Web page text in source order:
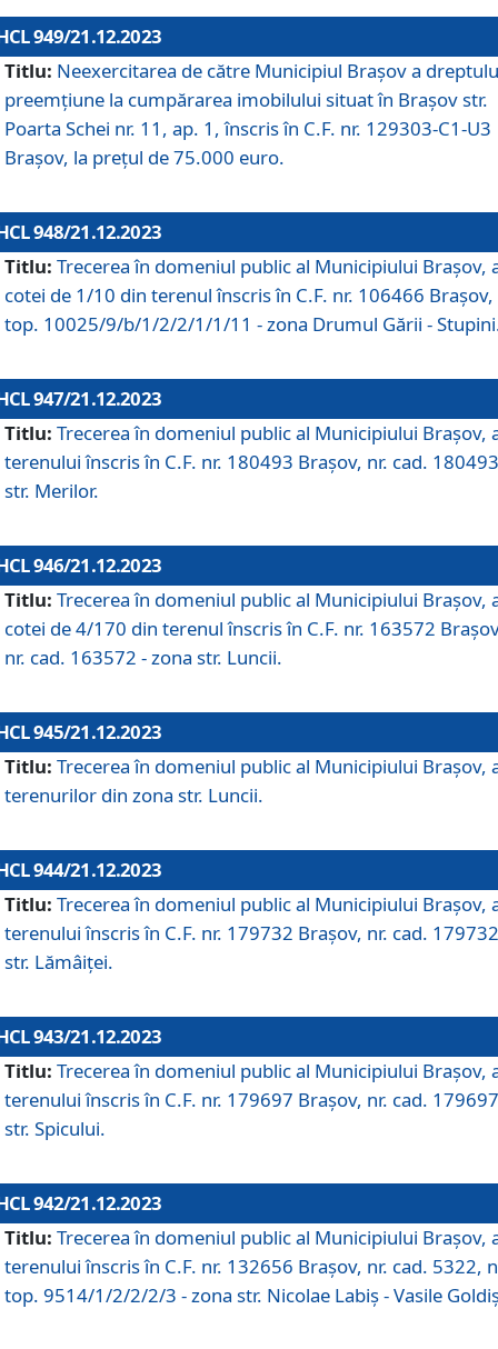
949/21.12.2023
Titlu: Neexercitarea de către Municipiul Brașov a
preemțiune la cumpărarea imobilului situat în Brașov str.
Poarta Schei nr. 11, ap. 1, înscris în C.F. nr. 129303-C1-U3
Brașov, la prețul de 75.000 euro.
948/21.12.2023
Titlu: Trecerea în domeniul public al Municipiului Braşov,
cotei de 1/10 din terenul înscris în C.F. nr. 106466 Brașov,
top. 10025/9/b/1/2/2/1/1/11 - zona Drumul Gării -
947/21.12.2023
Titlu: Trecerea în domeniul public al Municipiului Braşov,
terenului înscris în C.F. nr. 180493 Brașov, nr. cad.
str. Merilor.
946/21.12.2023
Titlu: Trecerea în domeniul public al Municipiului Braşov,
cotei de 4/170 din terenul înscris în C.F. nr. 163572
nr. cad. 163572 - zona str. Luncii.
945/21.12.2023
Titlu: Trecerea în domeniul public al Municipiului Braşov,
terenurilor din zona str. Luncii.
944/21.12.2023
Titlu: Trecerea în domeniul public al Municipiului Braşov,
terenului înscris în C.F. nr. 179732 Brașov, nr. cad.
str. Lămâiței.
943/21.12.2023
Titlu: Trecerea în domeniul public al Municipiului Braşov,
terenului înscris în C.F. nr. 179697 Brașov, nr. cad.
str. Spicului.
942/21.12.2023
Titlu: Trecerea în domeniul public al Municipiului Braşov,
terenului înscris în C.F. nr. 132656 Brașov, nr. cad. 5322,
top. 9514/1/2/2/2/3 - zona str. Nicolae Labiș - Vasile